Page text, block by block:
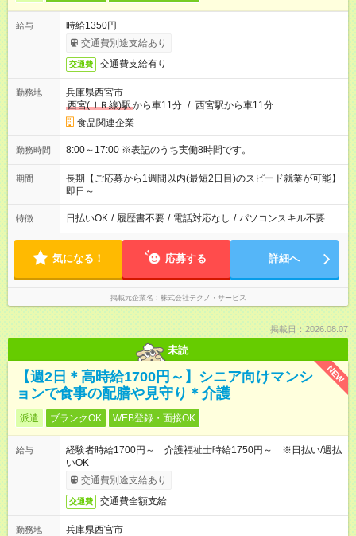
給与
時給1350円
交通費別途支給あり
交通費 交通費支給有り
勤務地
兵庫県西宮市
西宮(ＪＲ線)駅から車11分 / 西宮駅から車11分
食品関連企業
勤務時間 8:00～17:00 ※表記のうち実働8時間です。
期間
長期【ご応募から1週間以内(最短2日目)のスピード就業が可能】
即日～
特徴 日払いOK / 履歴書不要 / 電話対応なし / パソコンスキル不要
気になる！ 応募する 詳細へ
掲載元企業名 株式会社テクノ・サービス
掲載日：2026.08.07
未読
NEW
【週2日＊高時給1700円～】シニア向けマンシ
ョンで食事の配膳や見守り＊介護
派遣 ブランクOK WEB登録・面接OK
給与
経験者時給1700円～ 介護福祉士時給1750円～ ※日払い/週払
いOK
交通費別途支給あり
交通費 交通費全額支給
勤務地
兵庫県西宮市